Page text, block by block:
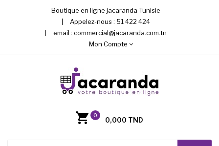
Boutique en ligne jacaranda Tunisie
Appelez-nous : 51 422 424
email : commercial@jacaranda.com.tn
Mon Compte
0
0,000 TND